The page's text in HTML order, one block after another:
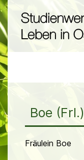
Boe (Frl.)
Fräulein Boe